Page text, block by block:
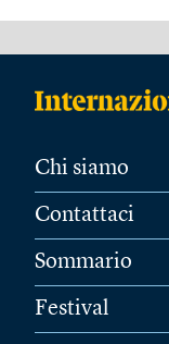
Chi siamo
Contattaci
Sommario
Festival